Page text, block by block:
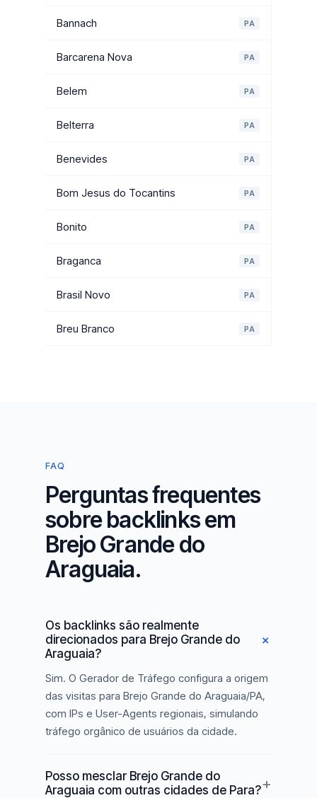
Bannach PA
Barcarena Nova PA
Belem PA
Belterra PA
Benevides PA
Bom Jesus do Tocantins PA
Bonito PA
Braganca PA
Brasil Novo PA
Breu Branco PA
FAQ
Perguntas frequentes
sobre backlinks em
Brejo Grande do
Araguaia.
Os backlinks são realmente
direcionados para Brejo Grande do
Araguaia?
Sim. O Gerador de Tráfego configura a origem
das visitas para Brejo Grande do Araguaia/PA,
com IPs e User-Agents regionais, simulando
tráfego orgânico de usuários da cidade.
Posso mesclar Brejo Grande do
Araguaia com outras cidades de Para?